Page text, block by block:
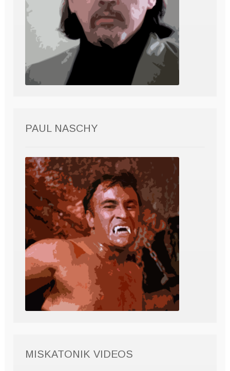
PAUL NASCHY
MISKATONIK VIDEOS